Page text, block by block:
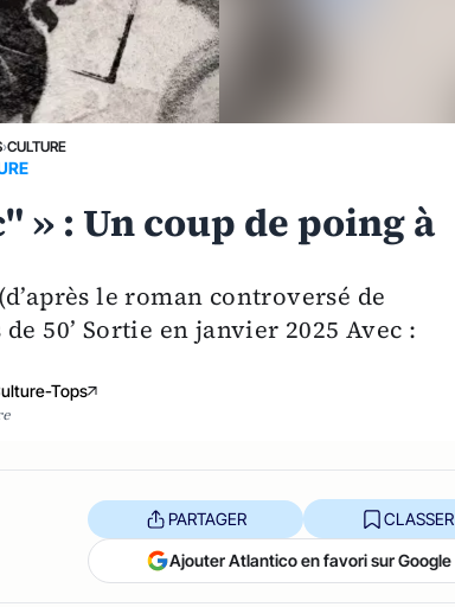
›CULTURE
» : Un coup de poing à
le roman controversé de
50’ Sortie en janvier 2025 Avec :
Tops
PARTAGER CLASSER
Ajouter Atlantico en favori sur Google